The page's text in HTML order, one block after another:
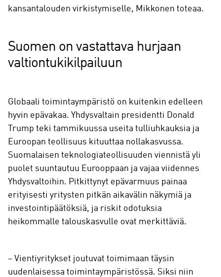
kansantalouden virkistymiselle, Mikkonen toteaa.
Suomen on vastattava hurjaan
valtiontukikilpailuun
Globaali toimintaympäristö on kuitenkin edelleen
hyvin epävakaa. Yhdysvaltain presidentti Donald
Trump teki tammikuussa useita tulliuhkauksia ja
Euroopan teollisuus kituuttaa nollakasvussa.
Suomalaisen teknologiateollisuuden viennistä yli
puolet suuntautuu Eurooppaan ja vajaa viidennes
Yhdysvaltoihin. Pitkittynyt epävarmuus painaa
erityisesti yritysten pitkän aikavälin näkymiä ja
investointipäätöksiä, ja riskit odotuksia
heikommalle talouskasvulle ovat merkittäviä.
– Vientiyritykset joutuvat toimimaan täysin
uudenlaisessa toimintaympäristössä. Siksi niin